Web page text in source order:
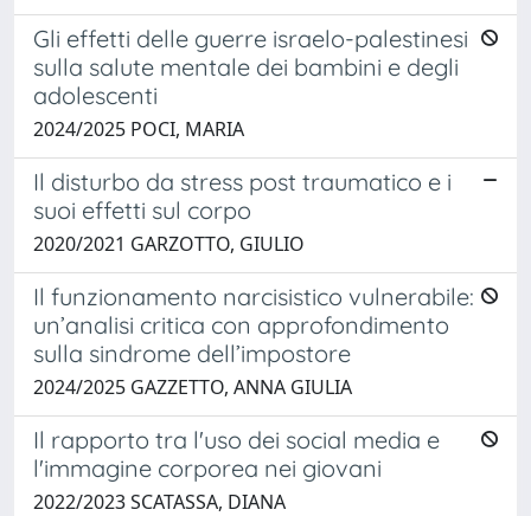
Gli effetti delle guerre israelo-palestinesi
sulla salute mentale dei bambini e degli
adolescenti
2024/2025 POCI, MARIA
Il disturbo da stress post traumatico e i
suoi effetti sul corpo
2020/2021 GARZOTTO, GIULIO
Il funzionamento narcisistico vulnerabile:
un’analisi critica con approfondimento
sulla sindrome dell’impostore
2024/2025 GAZZETTO, ANNA GIULIA
Il rapporto tra l'uso dei social media e
l'immagine corporea nei giovani
2022/2023 SCATASSA, DIANA